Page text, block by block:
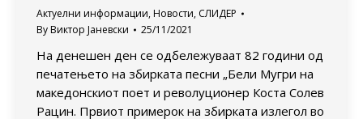
Актуелни информации, Новости, СЛИДЕР
By Виктор Јаневски 25/11/2021
На денешен ден се одбележуваат 82 години од
печатењето на збирката песни „Бели Мугри на
македонскиот поет и револуционер Коста Солев
Рацин. Првиот примерок на збирката излегол во